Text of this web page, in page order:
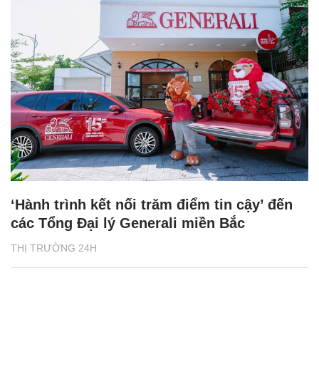
THỊ TRƯỜNG 24H
‘Hành trình kết nối trăm điểm tin cậy’ đến
các Tổng Đại lý Generali miền Bắc